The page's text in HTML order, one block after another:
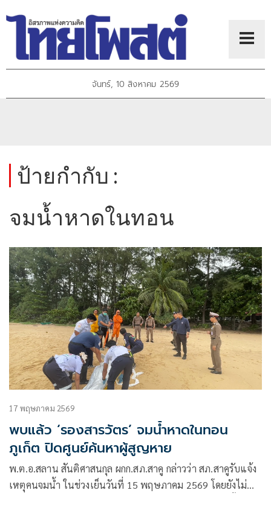
จันทร์, 10 สิงหาคม 2569
ป้ายกำกับ :
จมน้ำหาดในทอน
17 พฤษภาคม 2569
พบแล้ว ‘รองสารวัตร’ จมน้ำหาดในทอน
ภูเก็ต ปิดศูนย์ค้นหาผู้สูญหาย
พ.ต.อ.สลาน สันติศาสนกุล ผกก.สภ.สาคู กล่าวว่า สภ.สาคูรับแจ้ง
เหตุคนจมน้ำ ในช่วงเย็นวันที่ 15 พฤษภาคม 2569 โดยยังไม่